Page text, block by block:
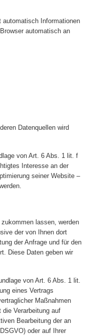
automatisch Informationen
automatisch an
Datenquellen wird
von Art. 6 Abs. 1 lit. f
Interesse an der
seiner Website –
lassen, werden
der von Ihnen dort
der Anfrage und für den
Diese Daten geben wir
von Art. 6 Abs. 1 lit.
eines Vertrags
Maßnahmen
Verarbeitung auf
Bearbeitung der an
oder auf Ihrer